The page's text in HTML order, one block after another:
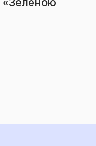
вчергове